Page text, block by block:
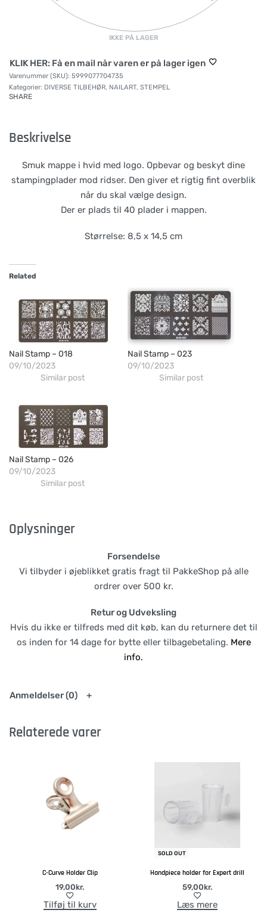
IKKE PÅ LAGER
KLIK HER: Få en mail når varen er på lager igen
5999077704735
Kategorier: DIVERSE TILBEHØR, NAILART, STEMPEL
SHARE
Beskrivelse
Smuk mappe i hvid med logo. Opbevar og beskyt dine
stampingplader mod ridser. Den giver et rigtig fint overblik
når du skal vælge design.
Der er plads til 40 plader i mappen.
Størrelse: 8,5 x 14,5 cm
Related
Nail Stamp – 018
09/10/2023
Similar post
Nail Stamp – 023
09/10/2023
Similar post
Nail Stamp – 026
09/10/2023
Similar post
Oplysninger
Forsendelse
Vi tilbyder i øjeblikket gratis fragt til PakkeShop på alle
ordrer over 500 kr.
Retur og Udveksling
Hvis du ikke er tilfreds med dit køb, kan du returnere det til
os inden for 14 dage for bytte eller tilbagebetaling. Mere
info.
Anmeldelser (0)
Relaterede varer
C-Curve Holder Clip
19,00kr.
Tilføj til kurv
SOLD OUT
Handpiece holder for Expert drill
59,00kr.
Læs mere